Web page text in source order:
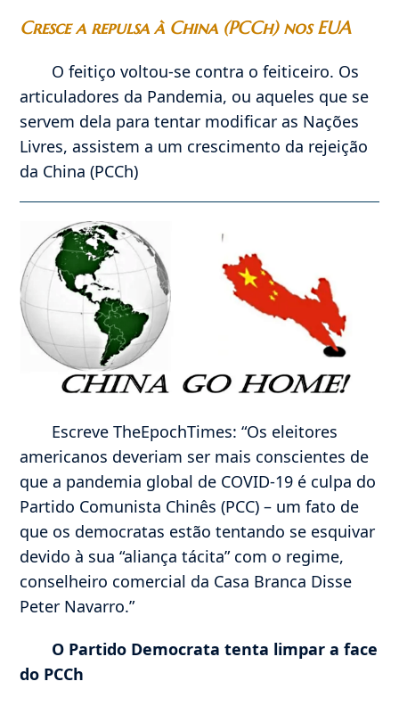
Cresce a repulsa à China (PCCh) nos EUA
O feitiço voltou-se contra o feiticeiro. Os
articuladores da Pandemia, ou aqueles que se
servem dela para tentar modificar as Nações
Livres, assistem a um crescimento da rejeição
da China (PCCh)
Escreve TheEpochTimes: “Os eleitores
americanos deveriam ser mais conscientes de
que a pandemia global de COVID-19 é culpa do
Partido Comunista Chinês (PCC) – um fato de
que os democratas estão tentando se esquivar
devido à sua “aliança tácita” com o regime,
conselheiro comercial da Casa Branca Disse
Peter Navarro.”
O Partido Democrata tenta limpar a face
do PCCh